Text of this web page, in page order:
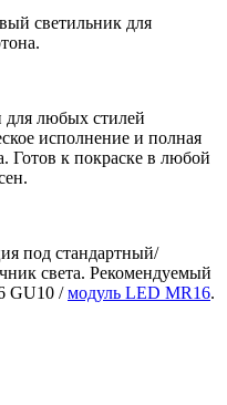
светильник для
любых стилей
исполнение и полная
Готов к покраске в любой
под стандартный/
света. Рекомендуемый
GU10 /модуль LED MR16.